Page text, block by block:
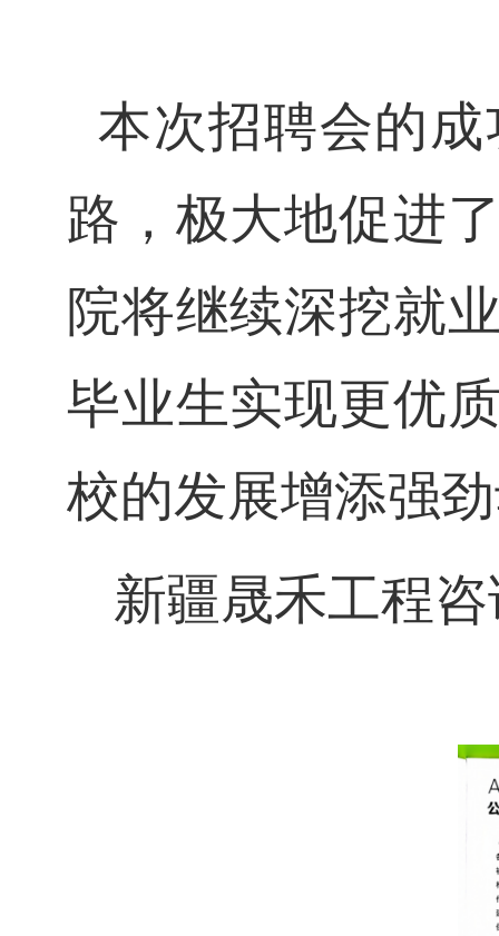
本次招聘会的
路，极大地促进
院将继续深挖就
毕业生实现更优
校的发展增添强
新疆晟禾工程